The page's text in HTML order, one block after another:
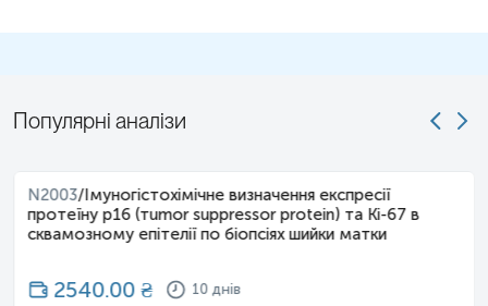
Популярні аналізи
N2003/Імуногістохімічне визначення експресії
протеїну р16 (тumor suppressor protein) та Кі-67 в
сквамозному епітелії по біопсіях шийки матки
2540.00₴ 10 днів